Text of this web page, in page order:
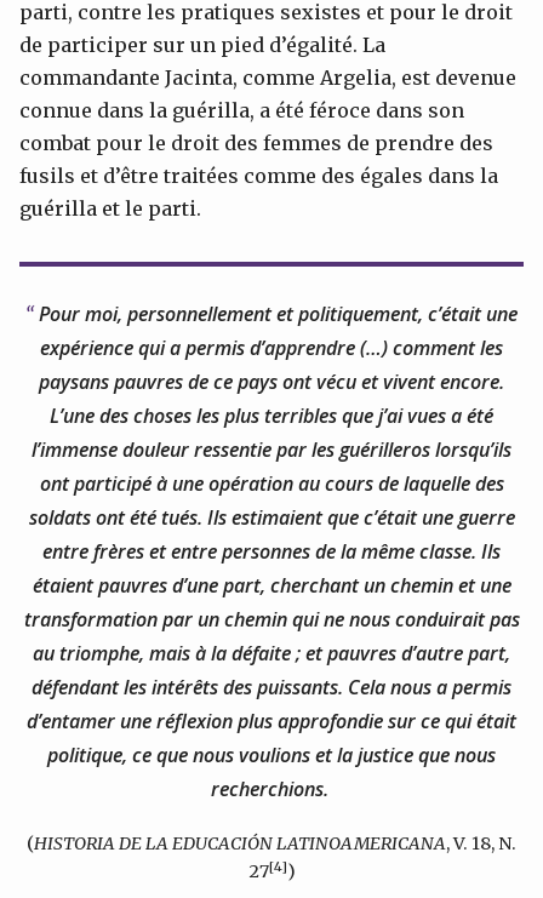
parti, contre les pratiques sexistes et pour le droit
de participer sur un pied d’égalité. La
commandante Jacinta, comme Argelia, est devenue
connue dans la guérilla, a été féroce dans son
combat pour le droit des femmes de prendre des
fusils et d’être traitées comme des égales dans la
guérilla et le parti.
Pour moi, personnellement et politiquement, c’était une
expérience qui a permis d’apprendre (…) comment les
paysans pauvres de ce pays ont vécu et vivent encore.
L’une des choses les plus terribles que j’ai vues a été
l’immense douleur ressentie par les guérilleros lorsqu’ils
ont participé à une opération au cours de laquelle des
soldats ont été tués. Ils estimaient que c’était une guerre
entre frères et entre personnes de la même classe. Ils
étaient pauvres d’une part, cherchant un chemin et une
transformation par un chemin qui ne nous conduirait pas
au triomphe, mais à la défaite ; et pauvres d’autre part,
défendant les intérêts des puissants. Cela nous a permis
d’entamer une réflexion plus approfondie sur ce qui était
politique, ce que nous voulions et la justice que nous
recherchions.
(HISTORIA DE LA EDUCACIÓN LATINOAMERICANA, V. 18, N.
27[4])